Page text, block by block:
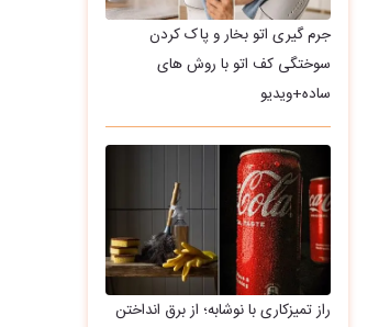
جرم گیری اتو بخار و پاک کردن
سوختگی کف اتو با روش های
ساده+ویدیو
راز تمیزکاری با نوشابه؛ از برق انداختن